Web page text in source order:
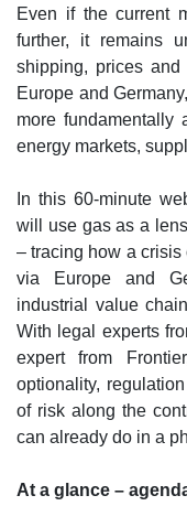
Even if the current
further, it remains
shipping, prices
Europe and
more fundamentally
energy markets,
In this 60‑minute
will use gas as a
– tracing how a crisis
via Europe and
industrial value
With legal experts
expert from
optionality,
of risk along the
can already do in a
At a glance –